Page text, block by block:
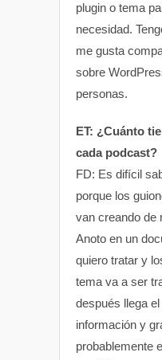
plugin o tema
necesidad.
me gusta
sobre
personas.
ET: ¿Cuánto
cada podcast?
FD: Es difícil
porque los
van creando de
Anoto en un
quiero tratar y
tema va a ser
después llega
información y
probablemente